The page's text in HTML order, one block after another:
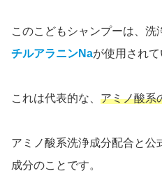
このこどもシャンプーは、洗
チルアラニンNaが使用されて
これは代表的な、 アミノ酸系
アミノ酸系洗浄成分配合と
成分のことです。